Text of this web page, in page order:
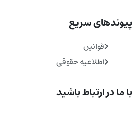
پیوندهای سریع
قوانین
اطلاعیه حقوقی
با ما در ارتباط باشید